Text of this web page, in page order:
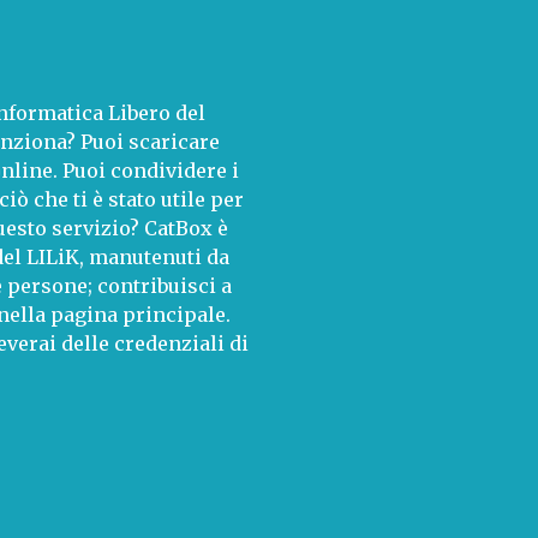
Libero del
Puoi scaricare
Puoi condividere i
che ti è stato utile per
servizio? CatBox è
LILiK, manutenuti da
persone; contribuisci a
pagina principale.
delle credenziali di